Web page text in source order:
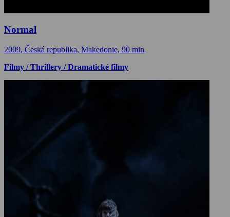
Normal
2009, Česká republika, Makedonie, 90 min
Filmy / Thrillery / Dramatické filmy